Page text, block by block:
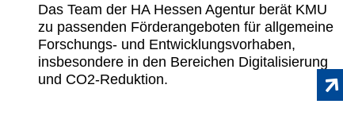
Das Team der HA Hessen Agentur berät KMU
zu passenden Förderangeboten für allgemeine
Forschungs- und Entwicklungsvorhaben,
insbesondere in den Bereichen Digitalisierung
und CO2-Reduktion.